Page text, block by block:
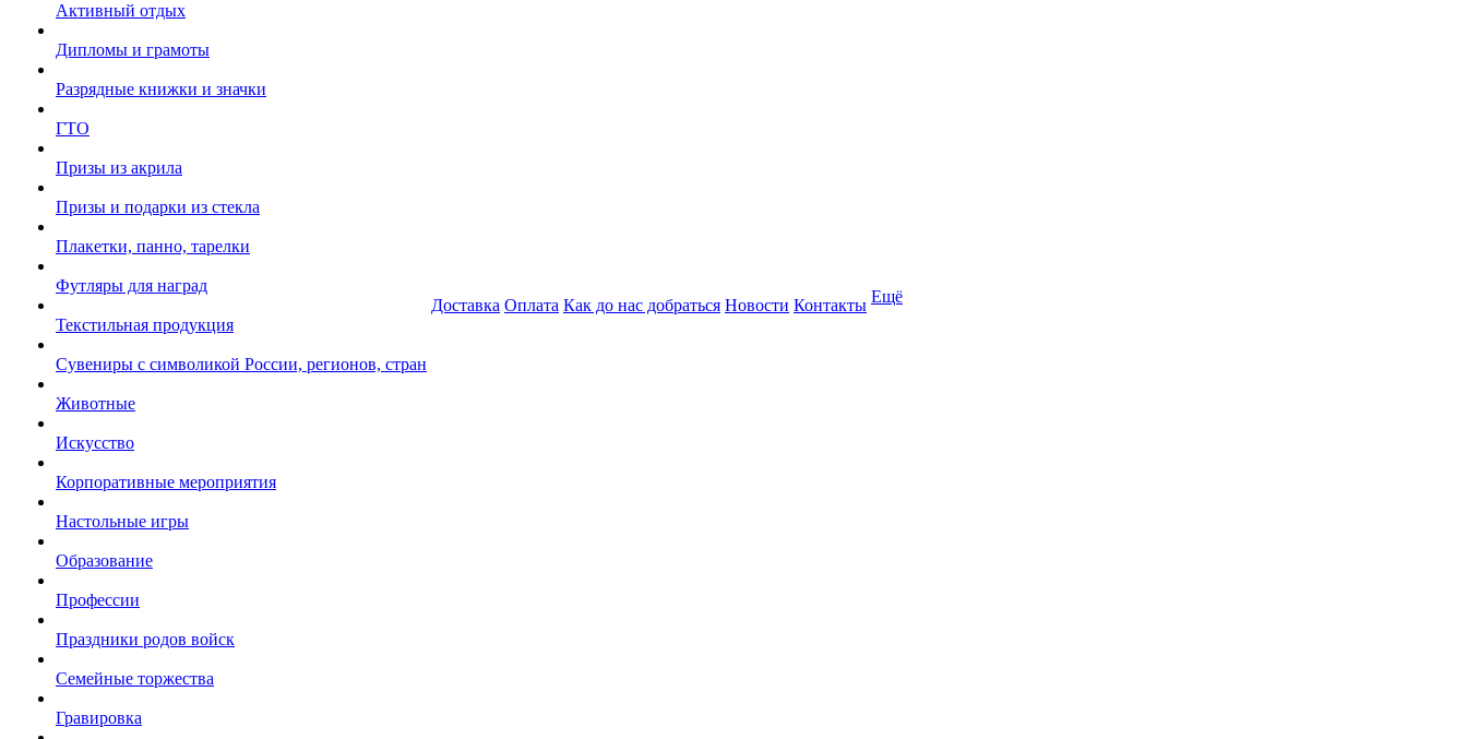
Активный отдых
Дипломы и грамоты
Разрядные книжки и значки
ГТО
Призы из акрила
Призы и подарки из стекла
Плакетки, панно, тарелки
Футляры для наград
Текстильная продукция
Сувениры с символикой России, регионов, стран
Животные
Искусство
Корпоративные мероприятия
Настольные игры
Образование
Профессии
Праздники родов войск
Семейные торжества
Гравировка
Доставка Оплата Как до нас добраться Новости Контакты Ещё